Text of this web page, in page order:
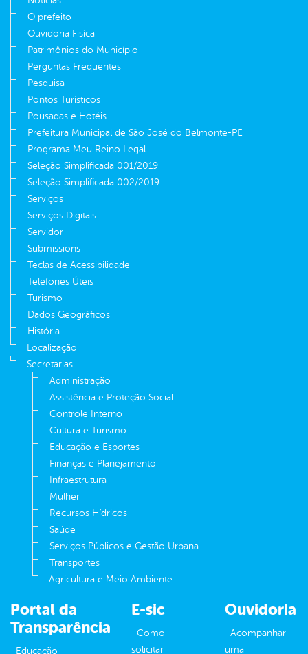
O prefeito
Ouvidoria Fisíca
Patrimônios do Município
Perguntas Frequentes
Pesquisa
Pontos Turísticos
Pousadas e Hotéis
Prefeitura Municipal de São José do Belmonte-PE
Programa Meu Reino Legal
Seleção Simplificada 001/2019
Seleção Simplificada 002/2019
Serviços
Serviços Digitais
Servidor
Submissions
Teclas de Acessibilidade
Telefones Úteis
Turismo
Dados Geográficos
História
Localização
Secretarias
Administração
Assistência e Proteção Social
Controle Interno
Cultura e Turismo
Educação e Esportes
Finanças e Planejamento
Infraestrutura
Mulher
Recursos Hídricos
Saúde
Serviços Públicos e Gestão Urbana
Transportes
Agricultura e Meio Ambiente
Portal da
Transparência
Educação
E-sic
Como
solicitar
Ouvidoria
Acompanhar
uma